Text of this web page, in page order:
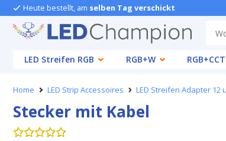
Heute bestellt, am selben Tag verschickt
LED Streifen RGB
RGB+W RGB+CCT
Home LED Strip Accessoires LED Streifen Adapter 12
Stecker mit Kabel